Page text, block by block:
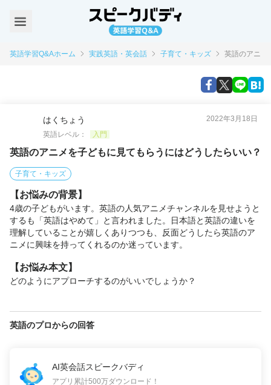
英語学習Q&Aホーム 実践英語・英会話 子育て・キッズ 英語のアニメ
はくちょう
2022年3月18日
英語レベル：
入門
英語のアニメを子どもに見てもらうにはどうしたらいい？
子育て・キッズ
【お悩みの背景】
4歳の子どもがいます。英語の人気アニメチャンネルを見せようと
するも「英語はやめて」と言われました。日本語と英語の違いを
理解していることが嬉しくありつつも、反面どうしたら英語のア
ニメに興味を持ってくれるのか迷っています。
【お悩み本文】
どのようにアプローチするのがいいでしょうか？
英語のプロからの回答
AI英会話スピークバディ
アプリ累計500万ダウンロード！